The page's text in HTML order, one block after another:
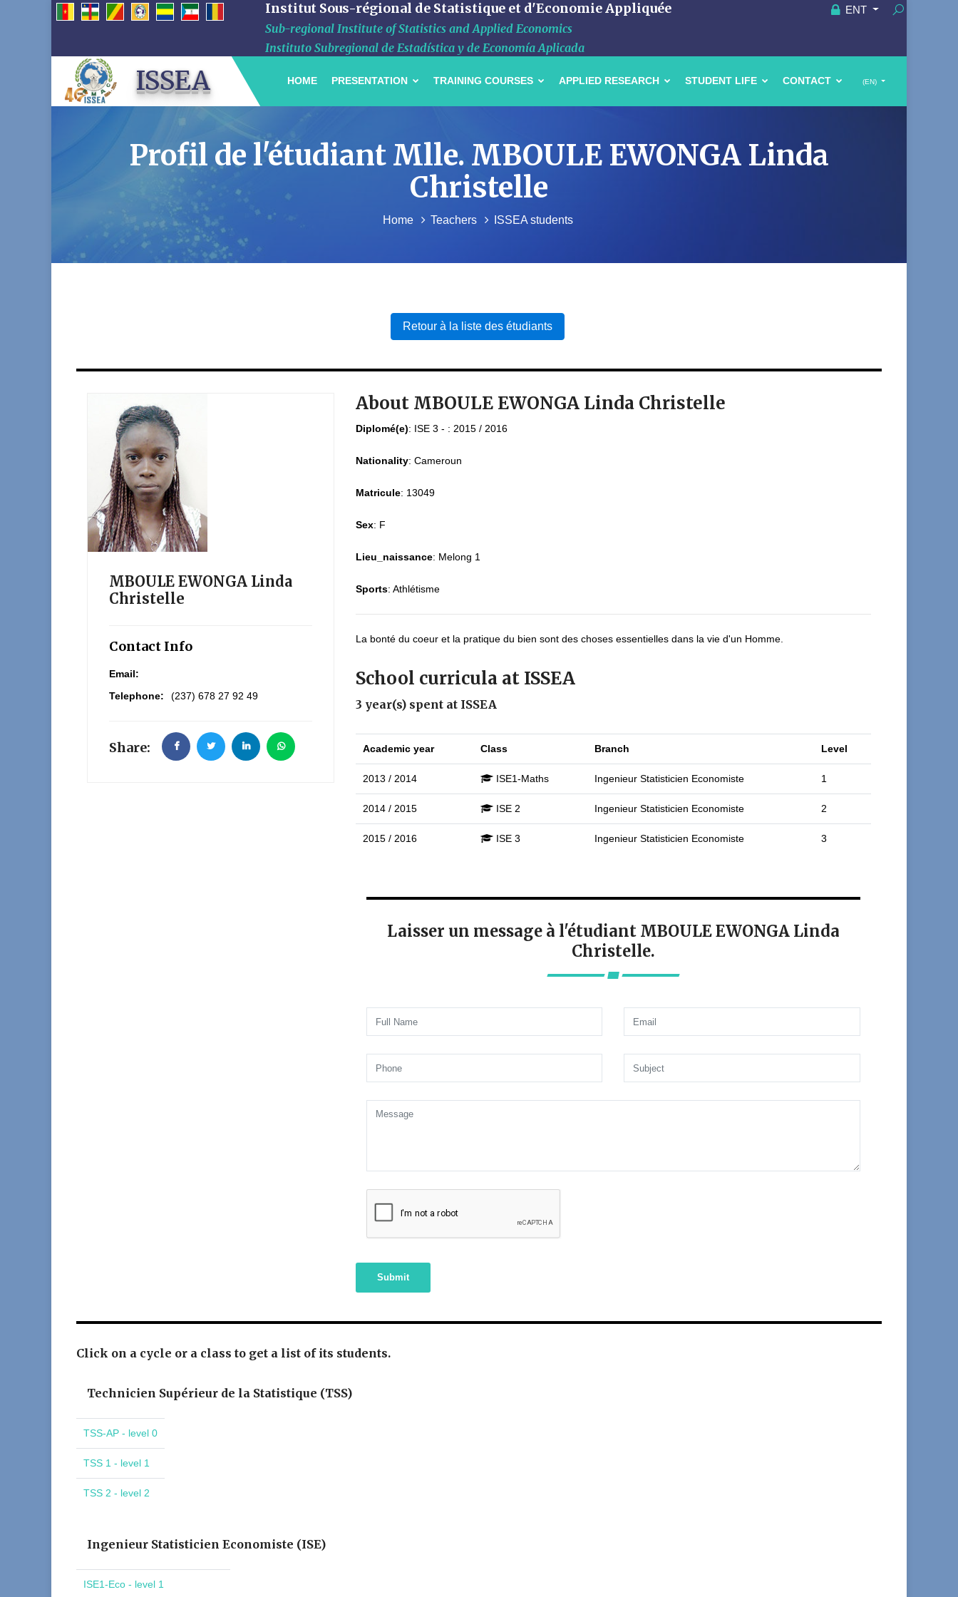
Institut Sous-régional de Statistique et d'Economie Appliquée
Sub-regional Institute of Statistics and Applied Economics
Instituto Subregional de Estadística y de Economía Aplicada
ENT
ISSEA (EN)
HOME PRESENTATION TRAINING COURSES APPLIED RESEARCH STUDENT LIFE CONTACT
Profil de l'étudiant Mlle. MBOULE EWONGA Linda
Christelle
Home Teachers ISSEA students
Retour à la liste des étudiants
MBOULE EWONGA Linda
Christelle
Contact Info
Email:
Telephone:
(237) 678 27 92 49
Share:
About MBOULE EWONGA Linda Christelle
Diplomé(e): ISE 3 - : 2015 / 2016
Nationality: Cameroun
Matricule: 13049
Sex: F
Lieu_naissance: Melong 1
Sports: Athlétisme
La bonté du coeur et la pratique du bien sont des choses essentielles dans la vie d'un Homme.
School curricula at ISSEA
3 year(s) spent at ISSEA
Academic year Class Branch Level
2013 / 2014 ISE1-Maths Ingenieur Statisticien Economiste 1
2014 / 2015 ISE 2 Ingenieur Statisticien Economiste 2
2015 / 2016 ISE 3 Ingenieur Statisticien Economiste 3
Laisser un message à l'étudiant MBOULE EWONGA Linda
Christelle.
Submit
Click on a cycle or a class to get a list of its students.
Technicien Supérieur de la Statistique (TSS)
TSS-AP - level 0
TSS 1 - level 1
TSS 2 - level 2
Ingenieur Statisticien Economiste (ISE)
ISE1-Eco - level 1